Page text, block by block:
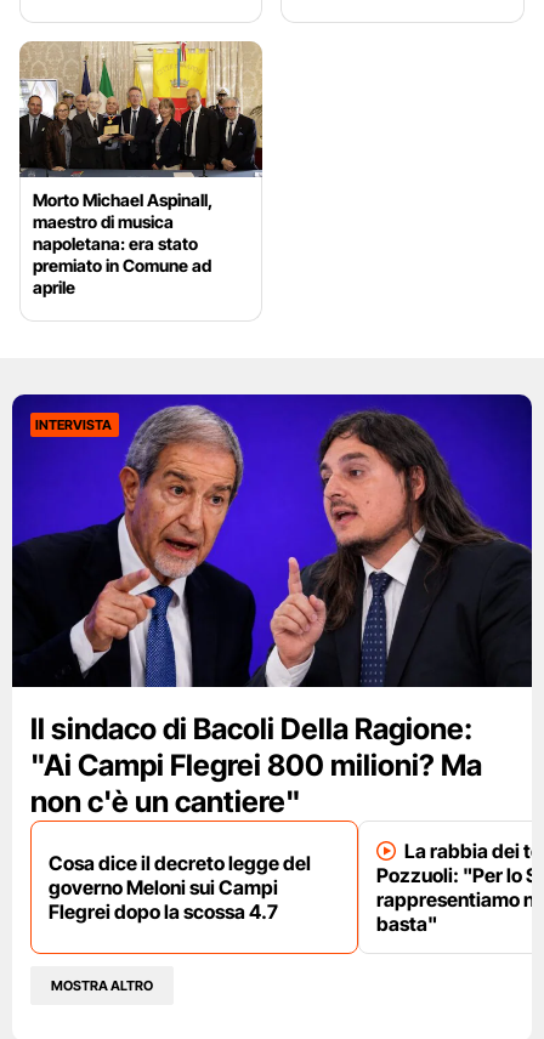
Morto Michael Aspinall,
maestro di musica
napoletana: era stato
premiato in Comune ad
aprile
INTERVISTA
Il sindaco di Bacoli Della Ragione:
"Ai Campi Flegrei 800 milioni? Ma
non c'è un cantiere"
Cosa dice il decreto legge del
governo Meloni sui Campi
Flegrei dopo la scossa 4.7
La rabbia dei
Pozzuoli: "Per lo
rappresentiamo
basta"
MOSTRA ALTRO